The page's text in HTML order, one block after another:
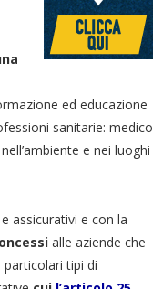
ed educazione
sanitarie: medico
e nei luoghi
assicurativi e con la
alle aziende che
particolari tipi di